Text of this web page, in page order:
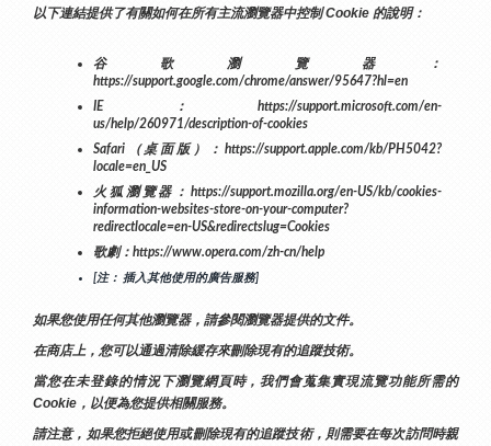
以下連結提供了有關如何在所有主流瀏覽器中控制 Cookie 的說明：
谷歌瀏覽器：
https://support.google.com/chrome/answer/95647?hl=en
IE：https://support.microsoft.com/en-
us/help/260971/description-of-cookies
Safari（桌面版）：https://support.apple.com/kb/PH5042?
locale=en_US
火狐瀏覽器：https://support.mozilla.org/en-US/kb/cookies-
information-websites-store-on-your-computer?
redirectlocale=en-US&redirectslug=Cookies
歌劇：https://www.opera.com/zh-cn/help
[注： 插入其他使用的廣告服務]
如果您使用任何其他瀏覽器，請參閱瀏覽器提供的文件。
在商店上，您可以通過清除緩存來刪除現有的追蹤技術。
當您在未登錄的情況下瀏覽網頁時，我們會蒐集實現流覽功能所需的
Cookie，以便為您提供相關服務。
請注意，如果您拒絕使用或刪除現有的追蹤技術，則需要在每次訪問時親